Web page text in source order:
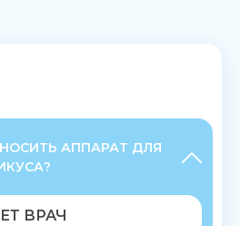
АППАРАТ ДЛЯ
ВРАЧ